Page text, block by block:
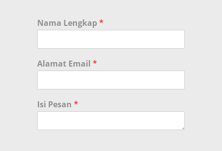
Nama Lengkap*
Alamat Email *
Isi Pesan *